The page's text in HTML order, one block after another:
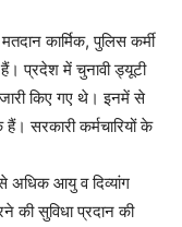
कार्मिक, पुलिस कर्मी
प्रदेश में चुनावी ड्यूटी
किए गए थे। इनमें से
सरकारी कर्मचारियों के
अधिक आयु व दिव्यांग
की सुविधा प्रदान की